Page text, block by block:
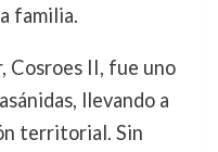
familia.
Cosroes II, fue uno
llevando a
territorial. Sin